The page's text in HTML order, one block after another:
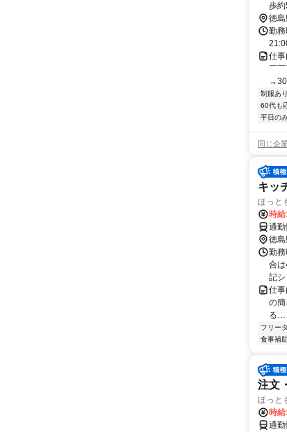
歩
15分
徳
勤
仕
￣
制服あり
60代も
平日の
同じ企
キッ
ほっ
時
通
徳
勤
合
記
仕
の
る…
フリー
食事補
注文
ほっ
時
通